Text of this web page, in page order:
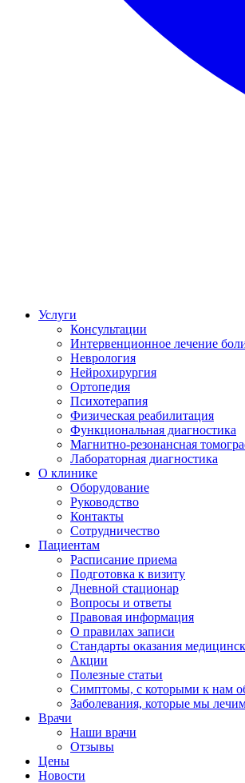
Услуги
Консультации
Интервенционное лечение
Неврология
Нейрохирургия
Ортопедия
Психотерапия
Физическая реабилитация
Функциональная диагностика
Магнитно-резонансная
Лабораторная диагностика
О клинике
Оборудование
Руководство
Контакты
Сотрудничество
Пациентам
Расписание приема
Подготовка к визиту
Дневной стационар
Вопросы и ответы
Правовая информация
О правилах записи
Стандарты оказания
Акции
Полезные статьи
Симптомы, с которыми к нам
Заболевания, которые мы
Врачи
Наши врачи
Отзывы
Цены
Новости